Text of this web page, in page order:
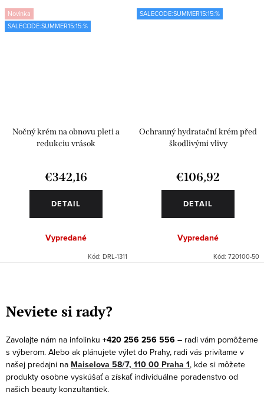
Novinka
SALECODE:SUMMER15:15:%
Nočný krém na obnovu pleti a
redukciu vrások
€342,16
DETAIL
Vypredané
Kód: DRL-1311
SALECODE:SUMMER15:15:%
Ochranný hydratační krém před
škodlivými vlivy
€106,92
DETAIL
Vypredané
Kód: 720100-50
v
l
á
d
a
c
i
Neviete si rady?
Zavolajte nám na infolinku +420 256 256 556 – radi vám pomôžeme
s výberom. Alebo ak plánujete výlet do Prahy, radi vás privítame v
našej predajni na Maiselova 58/7, 110 00 Praha 1, kde si môžete
produkty osobne vyskúšať a získať individuálne poradenstvo od
našich beauty konzultantiek.